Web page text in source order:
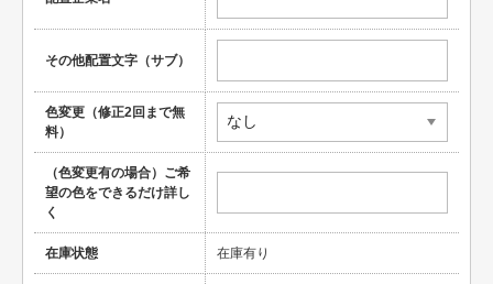
頭文字
配送・納期
入稿の手引き
その他配置文字（サブ）
色変更（修正2回まで無
料）
（色変更有の場合）ご希
望の色をできるだけ詳し
く
在庫状態 在庫有り